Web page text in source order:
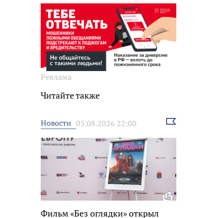
Реклама
Читайте также
Новости 05.08.2026 22:00
Выбрать
Фильм «Без оглядки» открыл